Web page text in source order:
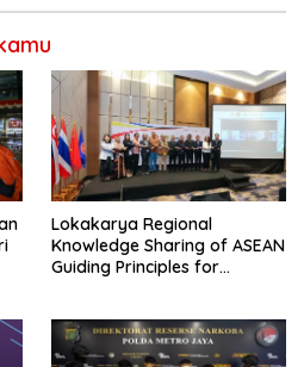
Lokakarya Regional
Knowledge Sharing of ASEAN
Guiding Principles for